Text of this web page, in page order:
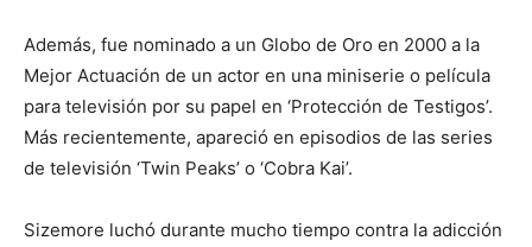
Además, fue nominado a un Globo de Oro en 2000 a la
Mejor Actuación de un actor en una miniserie o película
para televisión por su papel en ‘Protección de Testigos’.
Más recientemente, apareció en episodios de las series
de televisión ‘Twin Peaks’ o ‘Cobra Kai’.
Sizemore luchó durante mucho tiempo contra la adicción